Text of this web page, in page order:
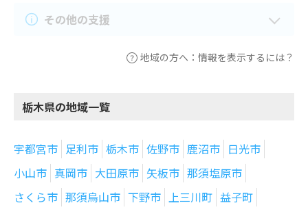
その他の支援
地域の方へ：情報を表示するには？
栃木県の地域一覧
宇都宮市 足利市 栃木市 佐野市 鹿沼市 日光市
小山市 真岡市 大田原市 矢板市 那須塩原市
さくら市 那須烏山市 下野市 上三川町 益子町